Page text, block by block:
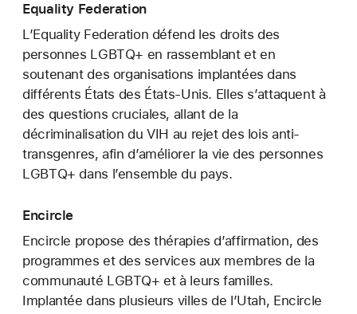
Equality Federation
L’Equality Federation défend les droits des
personnes LGBTQ+ en rassemblant et en
soutenant des organisations implantées dans
différents États des États-Unis. Elles s’attaquent à
des questions cruciales, allant de la
décriminalisation du VIH au rejet des lois anti-
transgenres, afin d’améliorer la vie des personnes
LGBTQ+ dans l’ensemble du pays.
Encircle
Encircle propose des thérapies d’affirmation, des
programmes et des services aux membres de la
communauté LGBTQ+ et à leurs familles.
Implantée dans plusieurs villes de l’Utah, Encircle